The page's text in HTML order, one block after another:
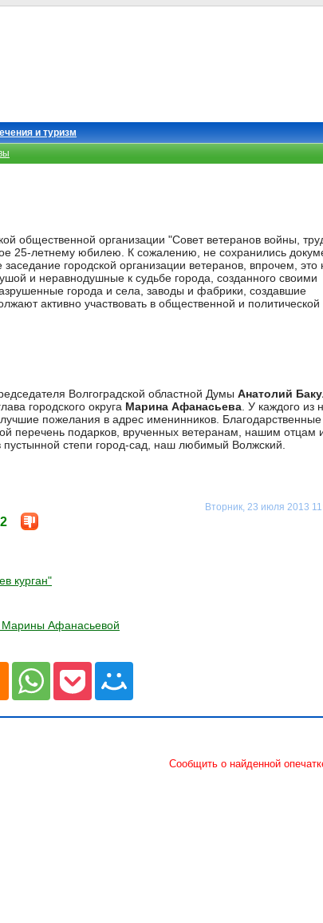
и туризм
общественной организации "Совет ветеранов войны,
25-летнему юбилею. К сожалению, не сохранились
городской организации ветеранов, впрочем, это
и неравнодушные к судьбе города, созданного своими
города и села, заводы и фабрики, создавшие
активно участвовать в общественной и политической
Волгоградской областной Думы Анатолий
глава городского округа Марина Афанасьева . У каждого из
пожелания в адрес именинников. Благодарственные
перечень подарков, врученных ветеранам, нашим отцам
степи город-сад, наш любимый Волжский.
Вторник, 23 июля 2013
курган"
Марины Афанасьевой